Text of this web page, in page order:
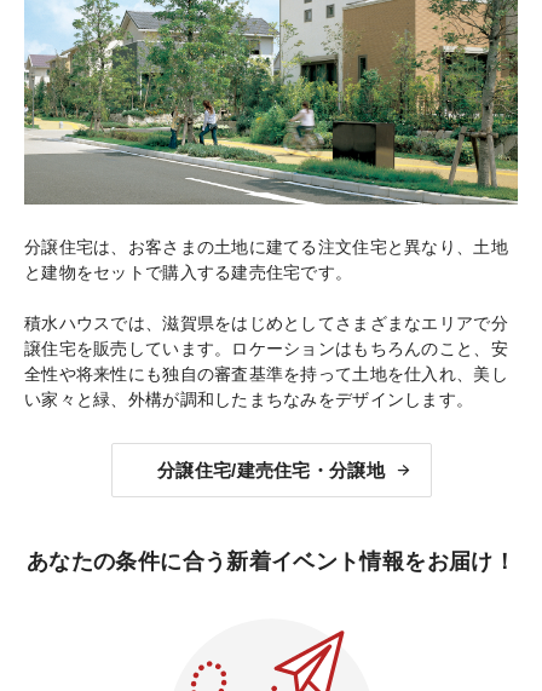
分譲住宅は、お客さまの土地に建てる注文住宅と異なり、土地
と建物をセットで購入する建売住宅です。
積水ハウスでは、滋賀県をはじめとしてさまざまなエリアで分
譲住宅を販売しています。ロケーションはもちろんのこと、安
全性や将来性にも独自の審査基準を持って土地を仕入れ、美し
い家々と緑、外構が調和したまちなみをデザインします。
分譲住宅/建売住宅・分譲地
あなたの条件に合う新着イベント情報をお届け！